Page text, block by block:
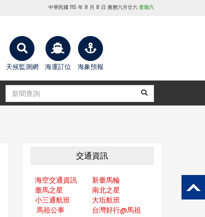
中華民國 115 年 8 月 8 日 農曆六月廿六 星期六
天候監測網 海運訂位 海象預報
交通資訊
海空交通資訊
新臺馬輪
臺馬之星
南北之星
小三通航班
大坵航班
馬祖公車
台灣好行@馬祖